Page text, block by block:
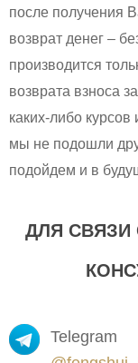
после получения
возврат денег –
производится
возврата взноса
каких-либо
мы не подошли
подойдем и в
ДЛЯ СВЯЗИ
Telegram